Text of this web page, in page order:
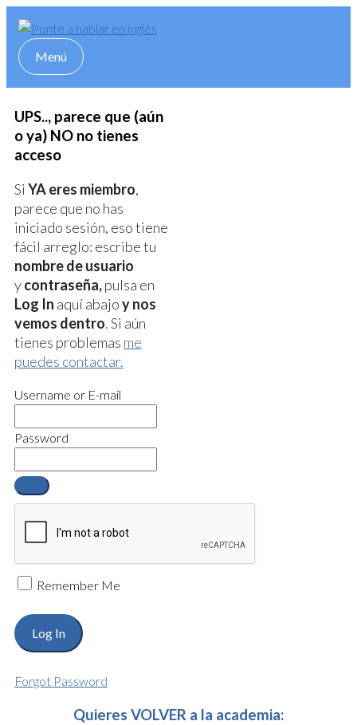
contentMenú
Menú
UPS.., parece que (aún
o ya) NO no tienes
acceso
Si YA eres miembro,
parece que no has
iniciado sesión, eso tiene
fácil arreglo: escribe tu
nombre de usuario
ycontraseña,pulsa en
Log In aquí abajoy nos
vemos dentro. Si aún
tienes problemas me
puedes contactar.
Username or E-mail
Password
Remember Me
Forgot Password
Quieres VOLVER a la academia: